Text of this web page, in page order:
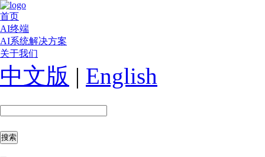
首页
AI终端
AI系统解决方案
关于我们
中文版 | English